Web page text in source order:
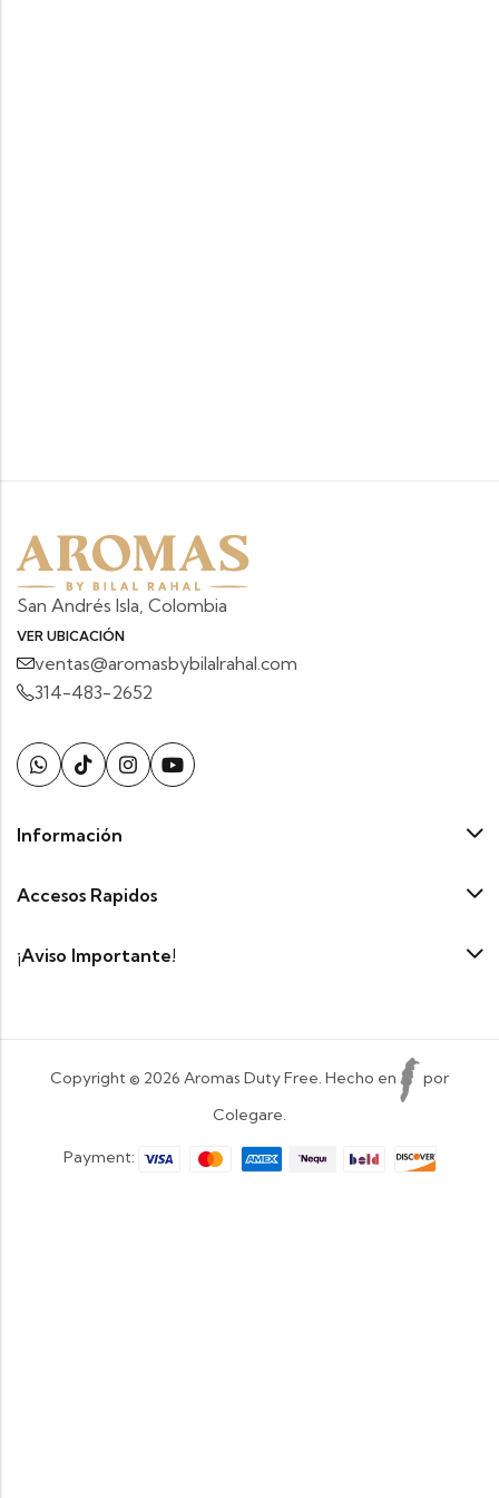
San Andrés Isla, Colombia
VER UBICACIÓN
ventas@aromasbybilalrahal.com
314-483-2652
Información
Accesos Rapidos
¡Aviso Importante!
Copyright © 2026 Aromas Duty Free. Hecho en
por
Colegare.
Payment: